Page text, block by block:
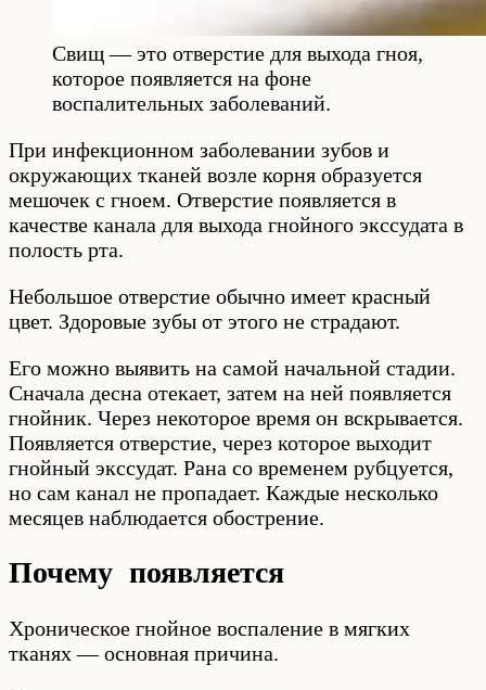
Свищ — это отверстие для выхода гноя,
которое появляется на фоне
воспалительных заболеваний.
При инфекционном заболевании зубов и
окружающих тканей возле корня образуется
мешочек с гноем. Отверстие появляется в
качестве канала для выхода гнойного экссудата в
полость рта.
Небольшое отверстие обычно имеет красный
цвет. Здоровые зубы от этого не страдают.
Его можно выявить на самой начальной стадии.
Сначала десна отекает, затем на ней появляется
гнойник. Через некоторое время он вскрывается.
Появляется отверстие, через которое выходит
гнойный экссудат. Рана со временем рубцуется,
но сам канал не пропадает. Каждые несколько
месяцев наблюдается обострение.
Почему появляется
Хроническое гнойное воспаление в мягких
тканях — основная причина.